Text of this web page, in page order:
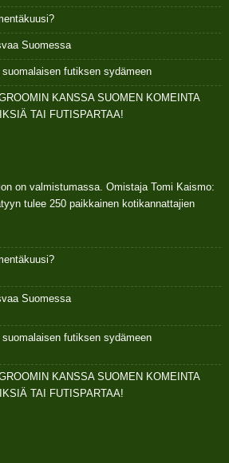
Suomessa
futiksen sydämeen
KANSSA SUOMEN KOMEINTA
TAI FUTISPARTAA!
on valmistumassa. Omistaja Tomi Kaismo:
tulee 250 paikkainen kotikannattajien
Suomessa
futiksen sydämeen
KANSSA SUOMEN KOMEINTA
TAI FUTISPARTAA!